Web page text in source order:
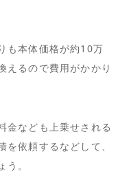
も本体価格が約10万
えるので費用がかかり
金なども上乗せされる
依頼するなどして、
。